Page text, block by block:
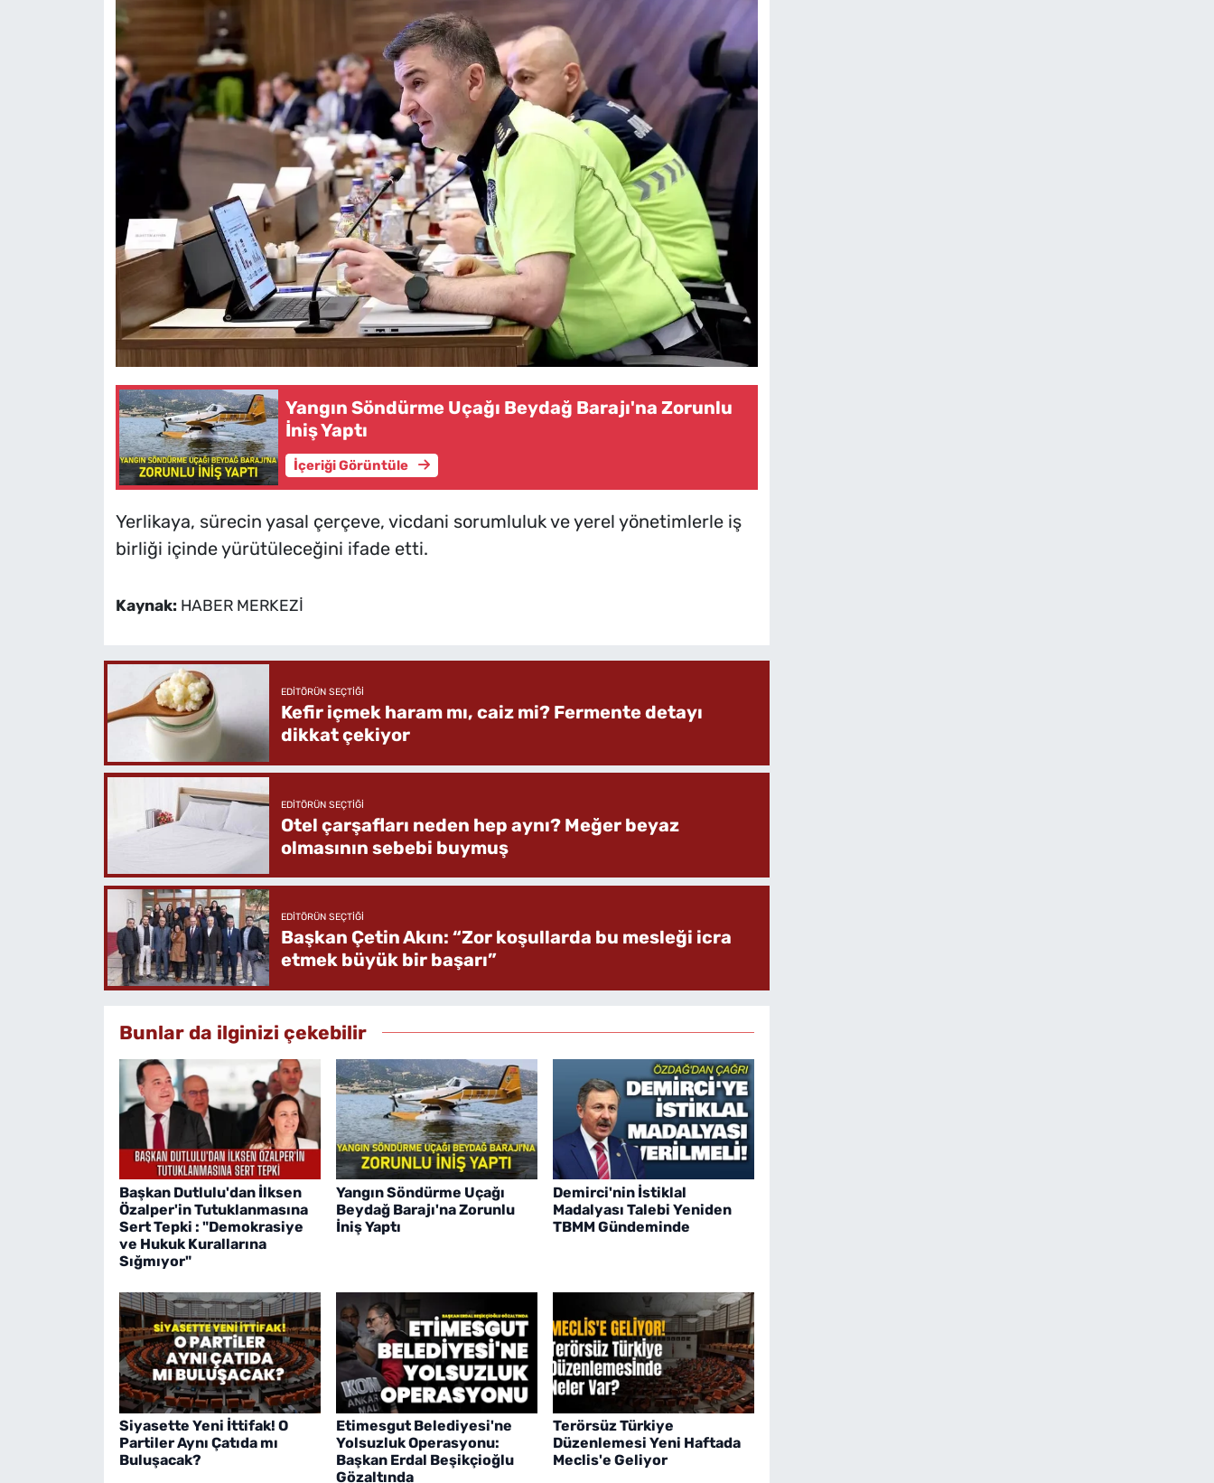
Yangın Söndürme Uçağı Beydağ Barajı'na Zorunlu
İniş Yaptı
İçeriği Görüntüle
Yerlikaya, sürecin yasal çerçeve, vicdani sorumluluk ve yerel yönetimlerle iş
birliği içinde yürütüleceğini ifade etti.
Kaynak: HABER MERKEZİ
EDITÖRÜN SEÇTIĞI
Kefir içmek haram mı, caiz mi? Fermente detayı
dikkat çekiyor
EDITÖRÜN SEÇTIĞI
Otel çarşafları neden hep aynı? Meğer beyaz
olmasının sebebi buymuş
EDITÖRÜN SEÇTIĞI
Başkan Çetin Akın: “Zor koşullarda bu mesleği icra
etmek büyük bir başarı”
Bunlar da ilginizi çekebilir
Başkan Dutlulu'dan İlksen
Özalper'in Tutuklanmasına
Sert Tepki : "Demokrasiye
ve Hukuk Kurallarına
Sığmıyor"
Yangın Söndürme Uçağı
Beydağ Barajı'na Zorunlu
İniş Yaptı
Demirci'nin İstiklal
Madalyası Talebi Yeniden
TBMM Gündeminde
Siyasette Yeni İttifak! O
Partiler Aynı Çatıda mı
Buluşacak?
Etimesgut Belediyesi'ne
Yolsuzluk Operasyonu:
Başkan Erdal Beşikçioğlu
Gözaltında
Terörsüz Türkiye
Düzenlemesi Yeni Haftada
Meclis'e Geliyor